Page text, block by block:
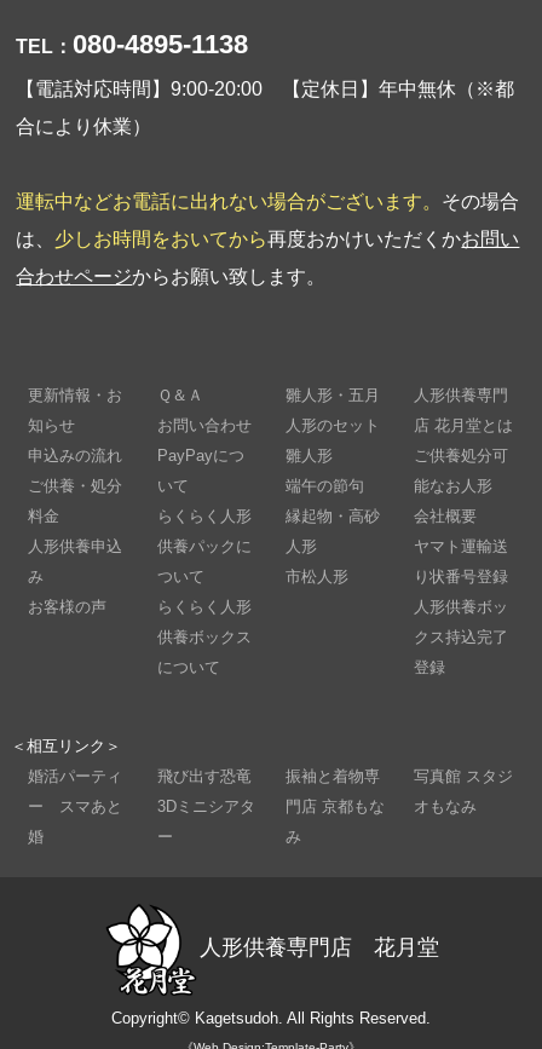
TEL： 080-4895-1138
【電話対応時間】9:00-20:00 【定休日】年中無休（※都
合により休業）
運転中などお電話に出れない場合がございます。 その場合
は、 少しお時間をおいてから再度おかけいただくかお問い
合わせページからお願い致します。
更新情報・お
知らせ
申込みの流れ
ご供養・処分
料金
人形供養申込
み
お客様の声
Ｑ＆Ａ
お問い合わせ
PayPayにつ
いて
らくらく人形
供養パックに
ついて
らくらく人形
供養ボックス
について
雛人形・五月
人形のセット
雛人形
端午の節句
縁起物・高砂
人形
市松人形
人形供養専門
店 花月堂とは
ご供養処分可
能なお人形
会社概要
ヤマト運輸送
り状番号登録
人形供養ボッ
クス持込完了
登録
＜相互リンク＞
婚活パーティ
ー スマあと
婚
飛び出す恐竜
3Dミニシアタ
ー
振袖と着物専
門店 京都もな
み
写真館 スタジ
オもなみ
人形供養専門店 花月堂
Copyright© Kagetsudoh. All Rights Reserved.